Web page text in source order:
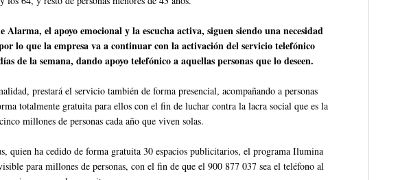
Alarma, el apoyo emocional y la escucha activa, siguen siendo una necesidad
lo que la empresa va a continuar con la activación del servicio telefónico
de la semana, dando apoyo telefónico a aquellas personas que lo deseen.
prestará el servicio también de forma presencial, acompañando a personas
totalmente gratuita para ellos con el fin de luchar contra la lacra social que es la
millones de personas cada año que viven solas.
quien ha cedido de forma gratuita 30 espacios publicitarios, el programa Ilumina
para millones de personas, con el fin de que el 900 877 037 sea el teléfono al